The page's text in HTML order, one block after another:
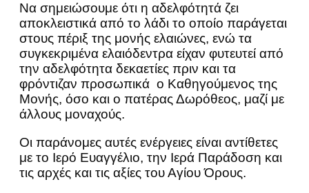
Να σημειώσουμε ότι η αδελφότητά ζει
αποκλειστικά από το λάδι το οποίο παράγεται
στους πέριξ της μονής ελαιώνες, ενώ τα
συγκεκριμένα ελαιόδεντρα είχαν φυτευτεί από
την αδελφότητα δεκαετίες πριν και τα
φρόντιζαν προσωπικά ο Καθηγούμενος της
Μονής, όσο και ο πατέρας Δωρόθεος, μαζί με
άλλους μοναχούς.
Οι παράνομες αυτές ενέργειες είναι αντίθετες
με το Ιερό Ευαγγέλιο, την Ιερά Παράδοση και
τις αρχές και τις αξίες του Αγίου Όρους.